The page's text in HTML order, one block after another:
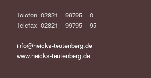
Telefon: 02821 – 99795 – 0
Telefax: 02821 – 99795 – 95
info@heicks-teutenberg.de
www.heicks-teutenberg.de